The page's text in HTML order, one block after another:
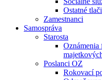
Ostatné
Zamestnanci
Samospráva
Starosta
Oznámenia
Poslanci OZ
Rokovací